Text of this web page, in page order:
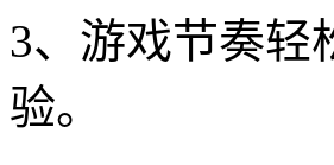
3、游戏节奏轻
验。